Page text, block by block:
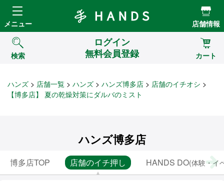
Hands ハンズ
メニュー 店舗情報
検索
ログイン
無料会員登録
カート
ハンズ 店舗一覧 ハンズ ハンズ博多店
店舗のイチオシ
【博多店】 夏の乾燥対策にダルバのミスト
ハンズ博多店
博多店TOP 店舗のイチ押し HANDS DO(体験・イ